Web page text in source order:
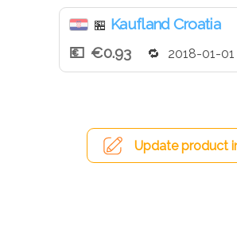
🏪 Kaufland Croatia
€0.93
2018-01-01
Update product